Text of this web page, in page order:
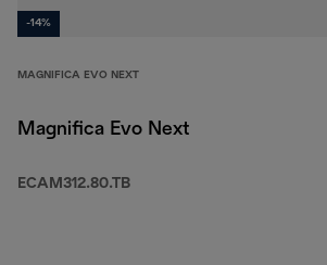
-14%
MAGNIFICA EVO NEXT
Magnifica Evo Next
ECAM312.80.TB